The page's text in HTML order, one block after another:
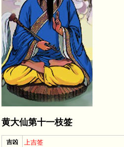
黄大仙第十一枝签
吉凶 上吉签